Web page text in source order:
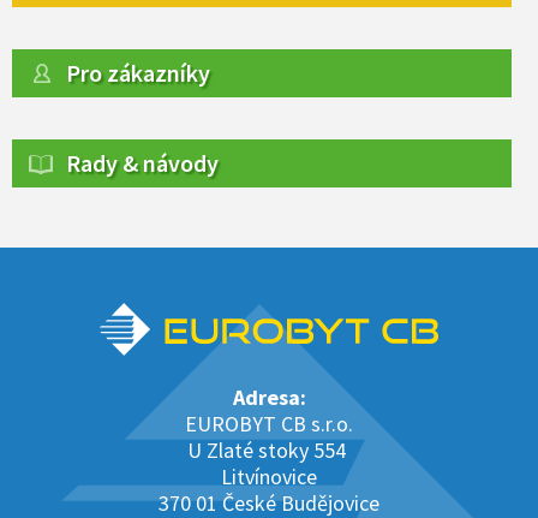
Pro zákazníky
Rady & návody
Adresa:
EUROBYT CB s.r.o.
U Zlaté stoky 554
Litvínovice
370 01 České Budějovice